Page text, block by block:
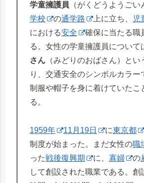
学童擁護員 （がくどうようごい
学校
の通学路 上に立ち、 児
における安全
確保に当たる職
る。女性の学童擁護員について
さん （みどりのおばさん）とい
り、交通安全のシンボルカラー
制服や帽子を身に着けていたこ
る。
1959年 11月19日 に東京都
制度が始まった。まだ女性の職
った戦後復興期 に、 寡婦 の
して創設された職業である。創